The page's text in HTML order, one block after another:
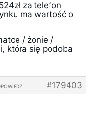
za telefon
ma wartość o
/ żonie /
która się podoba
#179403